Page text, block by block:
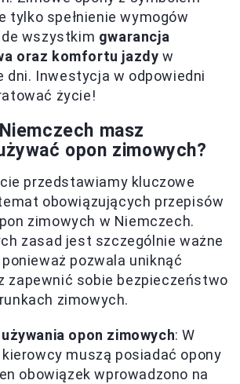
tylko spełnienie wymogów
wszystkim gwarancja
oraz komfortu jazdy w
dni. Inwestycja w odpowiedni
życie!
masz
opon zimowych?
przedstawiamy kluczowe
obowiązujących przepisów
zimowych w Niemczech.
zasad jest szczególnie ważne
pozwala uniknąć
zapewnić sobie bezpieczeństwo
zimowych.
opon zimowych: W
muszą posiadać opony
obowiązek wprowadzono na